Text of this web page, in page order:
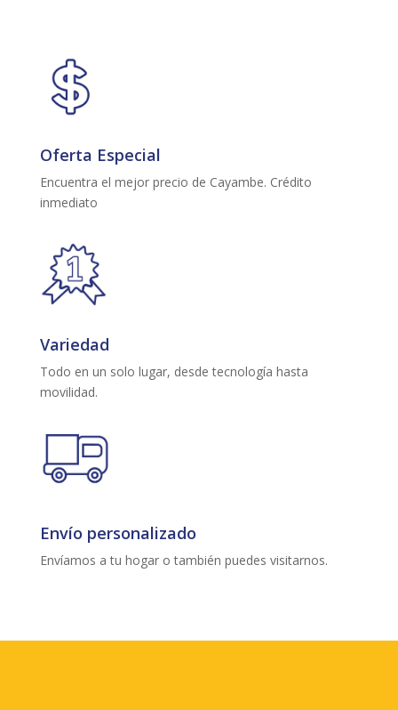
Oferta Especial
Encuentra el mejor precio de Cayambe. Crédito
inmediato
Variedad
Todo en un solo lugar, desde tecnología hasta
movilidad.
Envío personalizado
Envíamos a tu hogar o también puedes visitarnos.